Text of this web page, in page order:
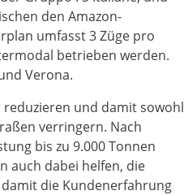
den Amazon-
umfasst 3 Züge pro
betrieben werden.
Verona.
und damit sowohl
verringern. Nach
bis zu 9.000 Tonnen
auch dabei helfen, die
die Kundenerfahrung